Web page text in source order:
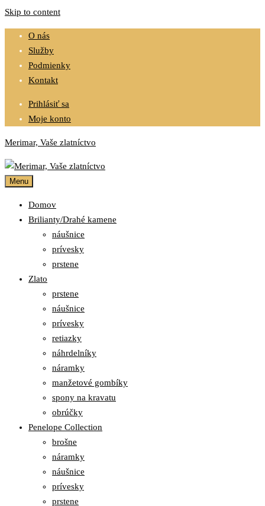
Skip to content
O nás
Služby
Podmienky
Kontakt
Prihlásiť sa
Moje konto
Merimar, Vaše zlatníctvo
Menu
Domov
Brilianty/Drahé kamene
náušnice
prívesky
prstene
Zlato
prstene
náušnice
prívesky
retiazky
náhrdelníky
náramky
manžetové gombíky
spony na kravatu
obrúčky
Penelope Collection
brošne
náramky
náušnice
prívesky
prstene